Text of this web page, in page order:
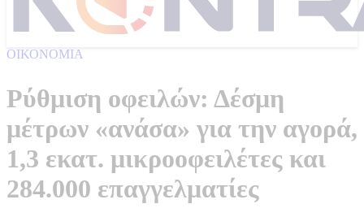
ΟΙΚΟΝΟΜΙΑ
Ρύθμιση οφειλών: Δέσμη
μέτρων «ανάσα» για την αγορά,
1,3 εκατ. μικροοφειλέτες και
284.000 επαγγελματίες